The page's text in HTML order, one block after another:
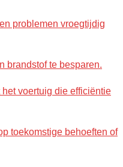
problemen vroegtijdig
brandstof te besparen.
voertuig die efficiëntie
toekomstige behoeften of